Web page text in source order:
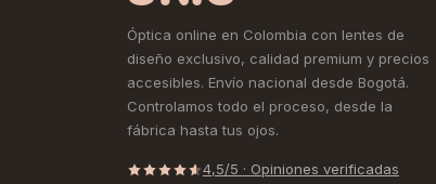
Óptica online en Colombia con lentes de
diseño exclusivo, calidad premium y precios
accesibles. Envío nacional desde Bogotá.
Controlamos todo el proceso, desde la
fábrica hasta tus ojos.
4,5/5 · Opiniones verificadas